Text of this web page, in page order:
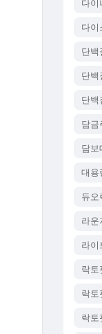
다이
다이
단백
단백
단백
담금
담보
대용
듀오
라운
라이
락토
락토
락토